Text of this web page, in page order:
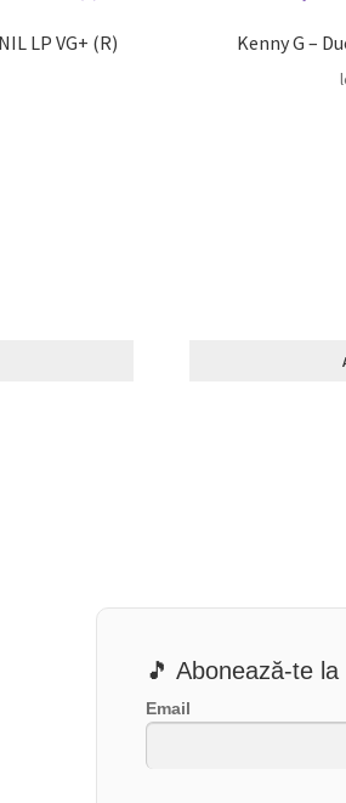
Al Jarreau – In London Disc VINIL LP VG+ (R)
🎵 Abonează-te
Email